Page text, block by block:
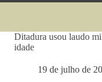
Ditadura usou laudo
idade
19 de julho de